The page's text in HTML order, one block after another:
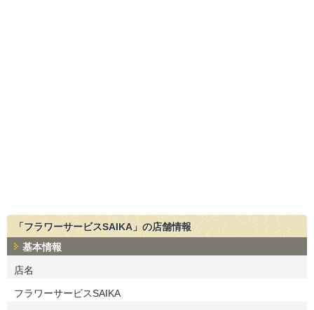
「フラワーサービスSAIKA」の店舗情報
基本情報
店名
フラワーサービスSAIKA